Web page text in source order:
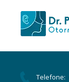
Telefone: